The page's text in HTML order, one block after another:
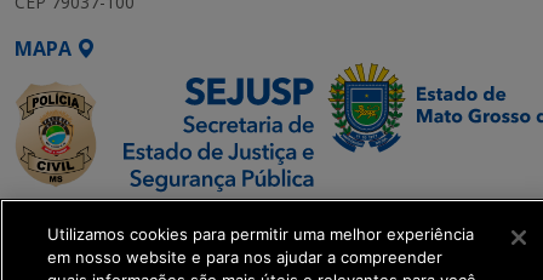
MAPA
SETDIG | Secretaria-
Executiva de
Utilizamos cookies para permitir uma melhor experiência
em nosso website e para nos ajudar a compreender